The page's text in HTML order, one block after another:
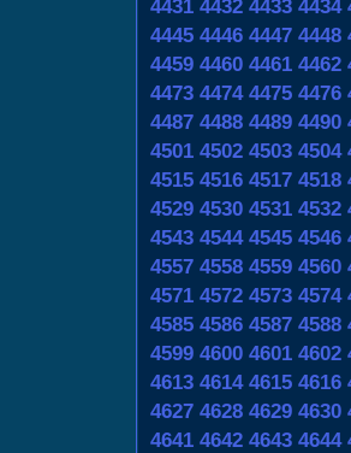
4431 4432 4433 4434
4445 4446 4447 4448
4459 4460 4461 4462
4473 4474 4475 4476
4487 4488 4489 4490
4501 4502 4503 4504
4515 4516 4517 4518
4529 4530 4531 4532
4543 4544 4545 4546
4557 4558 4559 4560
4571 4572 4573 4574
4585 4586 4587 4588
4599 4600 4601 4602
4613 4614 4615 4616
4627 4628 4629 4630
4641 4642 4643 4644